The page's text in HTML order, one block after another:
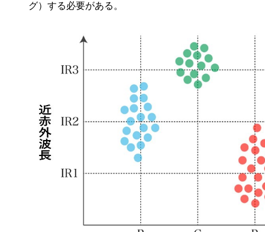
グ）する必要がある。